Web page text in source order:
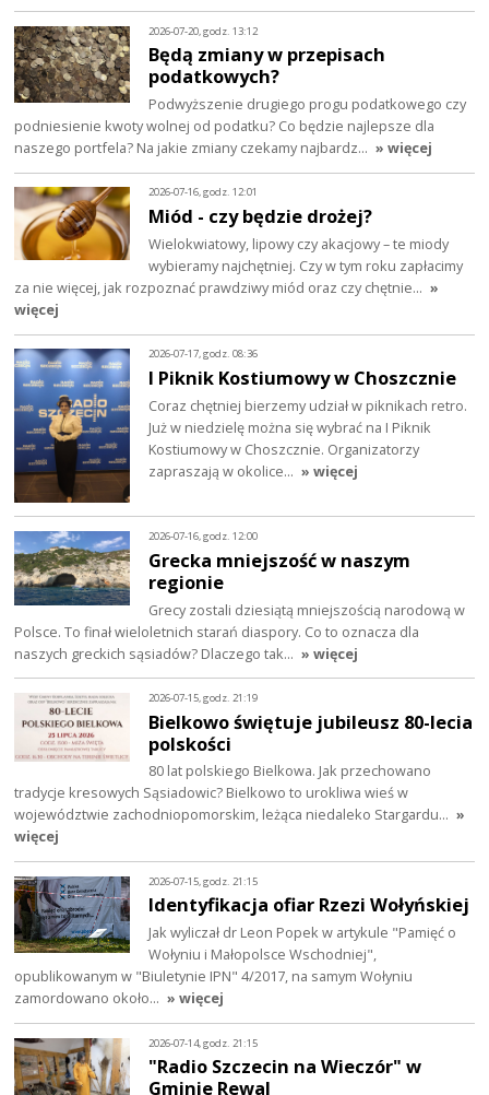
2026-07-20, godz. 13:12
Będą zmiany w przepisach
podatkowych?
Podwyższenie drugiego progu podatkowego czy
podniesienie kwoty wolnej od podatku? Co będzie najlepsze dla
naszego portfela? Na jakie zmiany czekamy najbardz… » więcej
2026-07-16, godz. 12:01
Miód - czy będzie drożej?
Wielokwiatowy, lipowy czy akacjowy – te miody
wybieramy najchętniej. Czy w tym roku zapłacimy
za nie więcej, jak rozpoznać prawdziwy miód oraz czy chętnie… »
więcej
2026-07-17, godz. 08:36
I Piknik Kostiumowy w Choszcznie
Coraz chętniej bierzemy udział w piknikach retro.
Już w niedzielę można się wybrać na I Piknik
Kostiumowy w Choszcznie. Organizatorzy
zapraszają w okolice… » więcej
2026-07-16, godz. 12:00
Grecka mniejszość w naszym
regionie
Grecy zostali dziesiątą mniejszością narodową w
Polsce. To finał wieloletnich starań diaspory. Co to oznacza dla
naszych greckich sąsiadów? Dlaczego tak… » więcej
2026-07-15, godz. 21:19
Bielkowo świętuje jubileusz 80-lecia
polskości
80 lat polskiego Bielkowa. Jak przechowano
tradycje kresowych Sąsiadowic? Bielkowo to urokliwa wieś w
województwie zachodniopomorskim, leżąca niedaleko Stargardu… »
więcej
2026-07-15, godz. 21:15
Identyfikacja ofiar Rzezi Wołyńskiej
Jak wyliczał dr Leon Popek w artykule "Pamięć o
Wołyniu i Małopolsce Wschodniej",
opublikowanym w "Biuletynie IPN" 4/2017, na samym Wołyniu
zamordowano około… » więcej
2026-07-14, godz. 21:15
"Radio Szczecin na Wieczór" w
Gminie Rewal